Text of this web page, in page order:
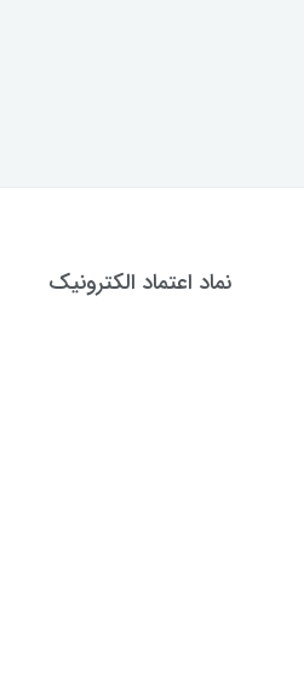
نماد اعتماد الکترونیک